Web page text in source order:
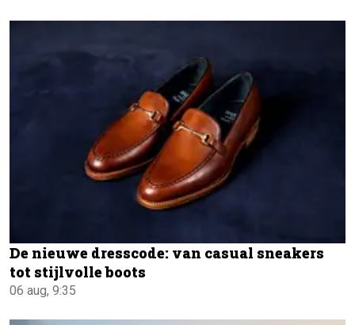
De nieuwe dresscode: van casual sneakers
tot stijlvolle boots
06 aug, 9:35